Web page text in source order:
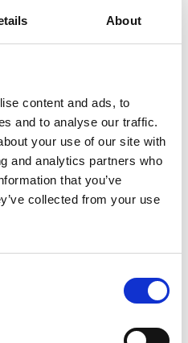
About
content and ads, to
and to analyse our traffic.
your use of our site with
and analytics partners who
that you’ve
collected from your use
paddlandes i kanot, på
men för det mesta
som privata
för företag,
men också för
guider när ni har
möhippa/svensexa eller
finns dagliga guideturer
på drygt 2 km
om nationalparken,